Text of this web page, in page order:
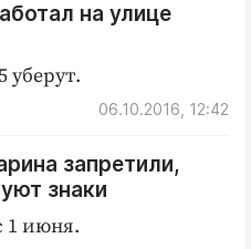
на улице
уберут.
06.10.2016, 12:42
запретили,
знаки
1 июня.